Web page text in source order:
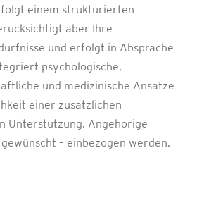
folgt einem strukturierten
aber Ihre
und erfolgt in Absprache
psychologische,
und medizinische Ansätze
einer zusätzlichen
Unterstützung. Angehörige
– einbezogen werden.